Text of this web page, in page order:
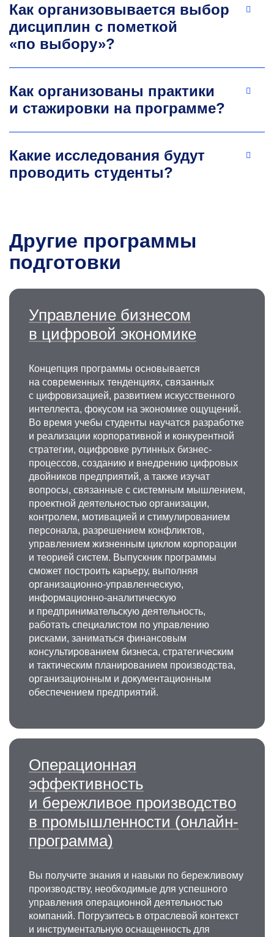
Как организовывается выбор
дисциплин с пометкой
«по выбору»?
Как организованы практики
и стажировки на программе?
Какие исследования будут
проводить студенты?
Другие программы
подготовки
Управление бизнесом
в цифровой экономике
Концепция программы основывается
на современных тенденциях, связанных
с цифровизацией, развитием искусственного
интеллекта, фокусом на экономике ощущений.
Во время учебы студенты научатся разработке
и реализации корпоративной и конкурентной
стратегии, оцифровке рутинных бизнес-
процессов, созданию и внедрению цифровых
двойников предприятий, а также изучат
вопросы, связанные с системным мышлением,
проектной деятельностью организации,
контролем, мотивацией и стимулированием
персонала, разрешением конфликтов,
управлением жизненным циклом корпорации
и теорией систем. Выпускник программы
сможет построить карьеру, выполняя
организационно-управленческую,
информационно-аналитическую
и предпринимательскую деятельность,
работать специалистом по управлению
рисками, заниматься финансовым
консультированием бизнеса, стратегическим
и тактическим планированием производства,
организационным и документационным
обеспечением предприятий.
Операционная
эффективность
и бережливое производство
в промышленности (онлайн-
программа)
Вы получите знания и навыки по бережливому
производству, необходимые для успешного
управления операционной деятельностью
компаний. Погрузитесь в отраслевой контекст
и инструментальную оснащенность для